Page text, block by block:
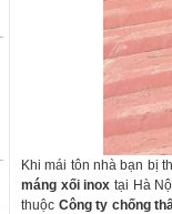
Khi mái tôn nhà bạn bị
máng xối inox tại Hà
thuộc Công ty chống